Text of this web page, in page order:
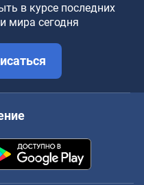
в курсе последних
мира сегодня